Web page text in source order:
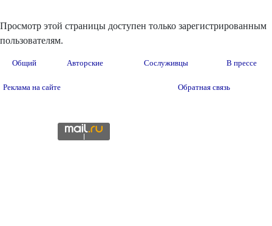
Просмотр этой страницы доступен только зарегистрированным
пользователям.
Общий Авторские Сослуживцы В прессе
Реклама на сайте Обратная связь